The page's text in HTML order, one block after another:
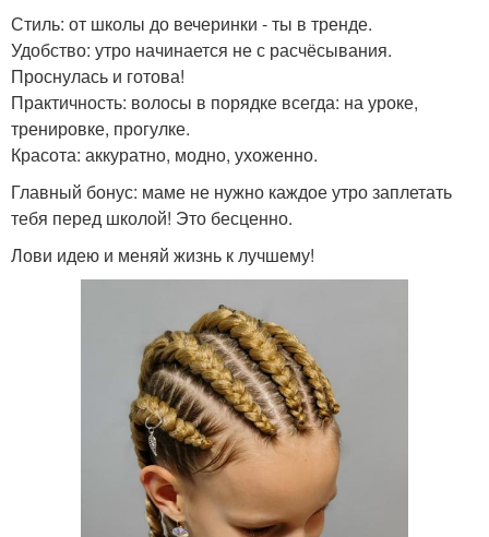
Стиль: от школы до вечеринки - ты в тренде.
Удобство: утро начинается не с расчёсывания.
Проснулась и готова!
Практичность: волосы в порядке всегда: на уроке,
тренировке, прогулке.
Красота: аккуратно, модно, ухоженно.
Главный бонус: маме не нужно каждое утро заплетать
тебя перед школой! Это бесценно.
Лови идею и меняй жизнь к лучшему!